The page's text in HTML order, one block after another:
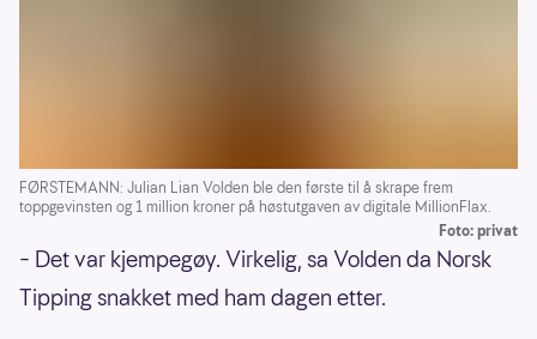
FØRSTEMANN: Julian Lian Volden ble den første til å skrape frem
toppgevinsten og 1 million kroner på høstutgaven av digitale MillionFlax.
Foto: privat
– Det var kjempegøy. Virkelig, sa Volden da Norsk
Tipping snakket med ham dagen etter.